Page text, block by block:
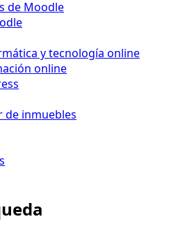
de Moodle
y tecnología online
online
de inmuebles